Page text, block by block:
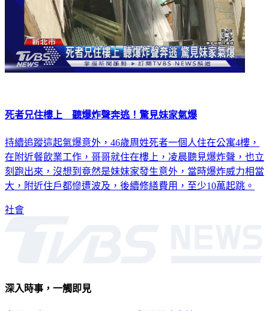
死者兄住樓上 聽爆炸聲奔逃！驚見妹家氣爆
持續追蹤這起氣爆意外，46歲周姓死者一個人住在公寓4樓，
在附近餐飲業工作，哥哥就住在樓上，凌晨聽見爆炸聲，也立
刻跑出來，沒想到竟然是妹妹家發生意外，當時爆炸威力相當
大，附近住戶都慘遭波及，後續修繕費用，至少10萬起跳。
社會
深入時事，一觸即見